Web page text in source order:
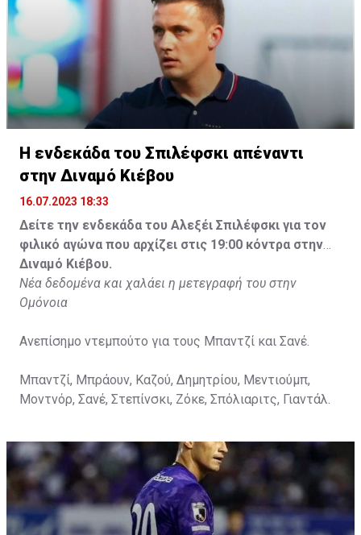
Η ενδεκάδα του Σπιλέφσκι απέναντι
στην Διναμό Κιέβου
16.07.2023 18:33
Δείτε την ενδεκάδα του Αλεξέι Σπιλέφσκι για τον
φιλικό αγώνα που αρχίζει στις 19:00 κόντρα στην
Διναμό Κιέβου.
Νέα δεδομένα και χαλάει η μετεγραφή του στην
Ομόνοια
Ανεπίσημο ντεμπούτο για τους Μπαντζί και Σανέ.
Μπαντζί, Μπράουν, Καζού, Δημητρίου, Μεντιούμπ,
Μοντνόρ, Σανέ, Στεπίνσκι, Ζόκε, Σπόλιαριτς, Γιαντάλ.